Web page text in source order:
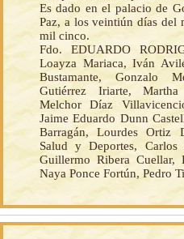
Es dado en el palacio de
Paz, a los veintiún días del
mil cinco.
Fdo. EDUARDO
Loayza Mariaca, Iván
Bustamante, Gonzalo
Gutiérrez Iriarte,
Melchor Díaz
Jaime Eduardo Dunn
Barragán, Lourdes Ortiz
Salud y Deportes,
Guillermo Ribera Cuellar,
Naya Ponce Fortún, Pedro